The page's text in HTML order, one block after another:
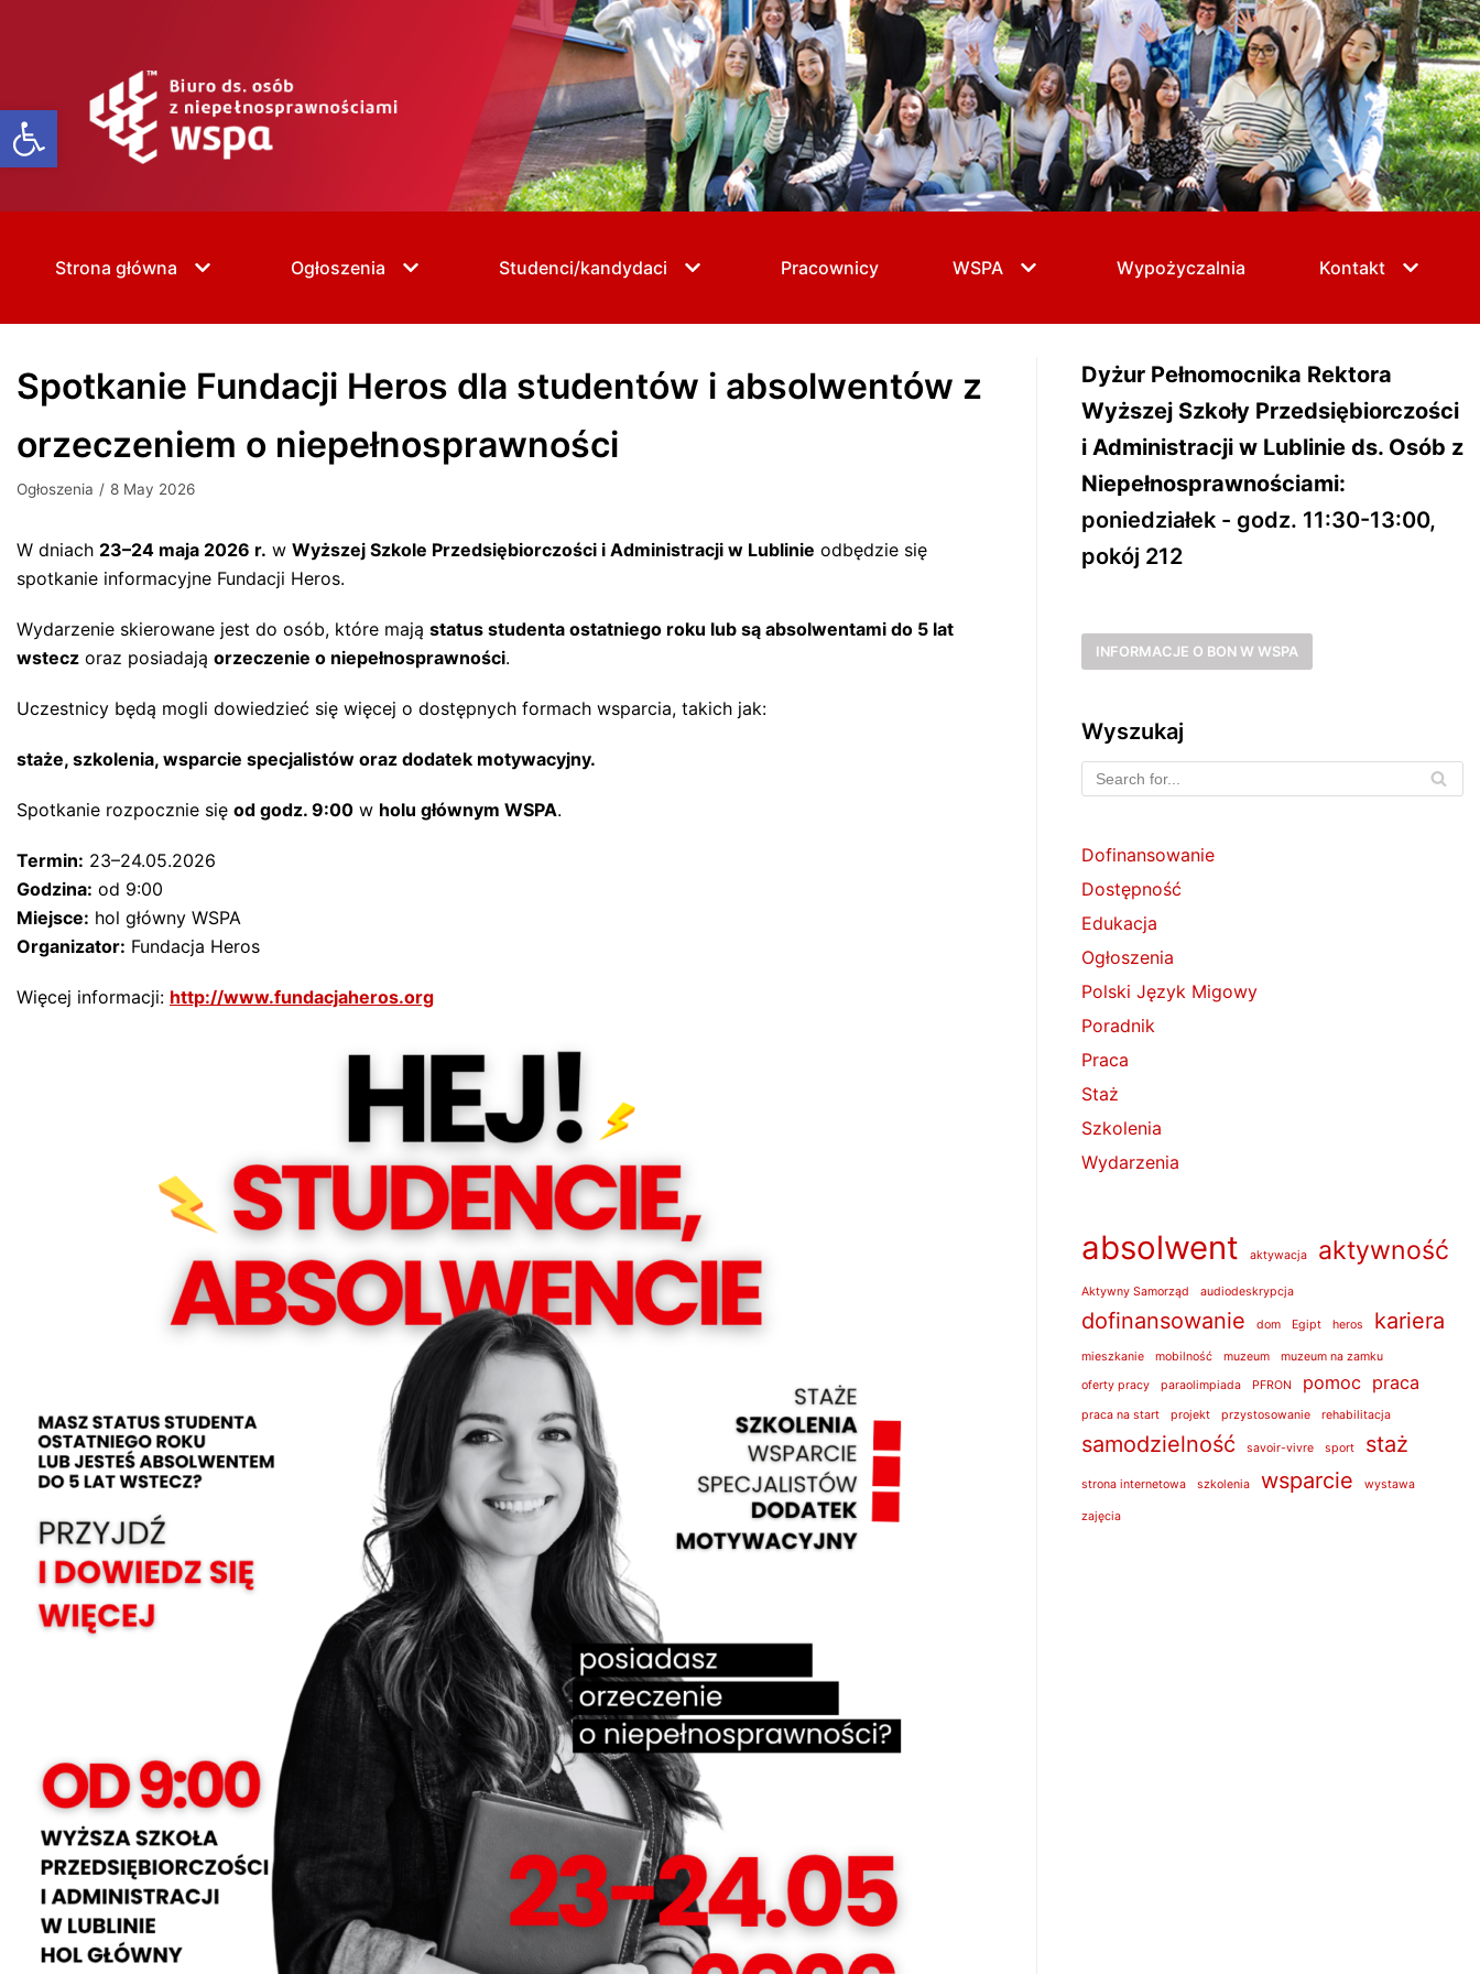
Open toolbar
Strona główna Ogłoszenia Studenci/kandydaci Pracownicy WSPA Wypożyczalnia Kontakt
Spotkanie Fundacji Heros dla studentów i absolwentów z
orzeczeniem o niepełnosprawności
Ogłoszenia 8 May 2026
W dniach 23–24 maja 2026 r. w Wyższej Szkole Przedsiębiorczości i Administracji w Lublinie odbędzie się
spotkanie informacyjne Fundacji Heros.
Wydarzenie skierowane jest do osób, które mają status studenta ostatniego roku lub są absolwentami do 5 lat
wstecz oraz posiadają orzeczenie o niepełnosprawności.
Uczestnicy będą mogli dowiedzieć się więcej o dostępnych formach wsparcia, takich jak:
staże, szkolenia, wsparcie specjalistów oraz dodatek motywacyjny.
Spotkanie rozpocznie się od godz. 9:00 w holu głównym WSPA.
Termin: 23–24.05.2026
Godzina: od 9:00
Miejsce: hol główny WSPA
Organizator: Fundacja Heros
Więcej informacji: http://www.fundacjaheros.org
Dyżur Pełnomocnika Rektora
Wyższej Szkoły Przedsiębiorczości
i Administracji w Lublinie ds. Osób z
Niepełnosprawnościami:
poniedziałek - godz. 11:30-13:00,
pokój 212
INFORMACJE O BON W WSPA
Wyszukaj
Dofinansowanie
Dostępność
Edukacja
Ogłoszenia
Polski Język Migowy
Poradnik
Praca
Staż
Szkolenia
Wydarzenia
absolwent aktywacja aktywność
Aktywny Samorząd audiodeskrypcja
dofinansowanie dom Egipt heros kariera
mieszkanie mobilność muzeum
muzeum na zamku
oferty pracy
paraolimpiada PFRON pomoc praca
praca na start projekt przystosowanie rehabilitacja
samodzielność savoir-vivre sport staż
strona internetowa szkolenia wsparcie wystawa
zajęcia